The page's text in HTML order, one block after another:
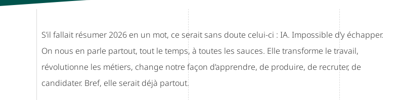
S’il fallait résumer 2026 en un mot, ce serait sans doute celui-ci : IA. Impossible d’y échapper.
On nous en parle partout, tout le temps, à toutes les sauces. Elle transforme le travail,
révolutionne les métiers, change notre façon d’apprendre, de produire, de recruter, de
candidater. Bref, elle serait déjà partout.